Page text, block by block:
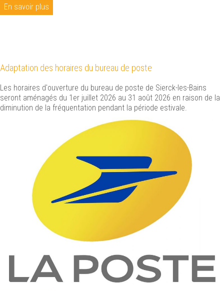
En savoir plus
Adaptation des horaires du bureau de poste
Les horaires d'ouverture du bureau de poste de Sierck-les-Bains
seront aménagés du 1er juillet 2026 au 31 août 2026 en raison de la
diminution de la fréquentation pendant la période estivale.